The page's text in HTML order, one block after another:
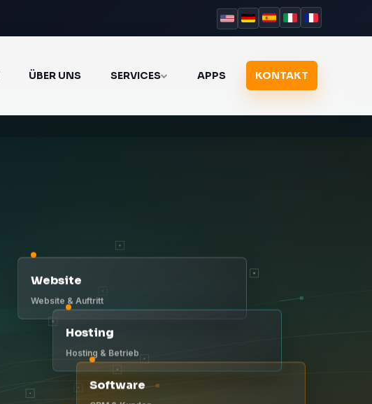
ÜBER UNS SERVICES APPS KONTAKT
Website
Website & Auftritt
Hosting
Hosting & Betrieb
Software